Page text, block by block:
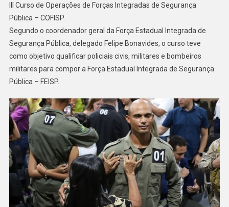
III Curso de Operações de Forças Integradas de Segurança
Pública – COFISP.
Segundo o coordenador geral da Força Estadual Integrada de
Segurança Pública, delegado Felipe Bonavides, o curso teve
como objetivo qualificar policiais civis, militares e bombeiros
militares para compor a Força Estadual Integrada de Segurança
Pública – FEISP.